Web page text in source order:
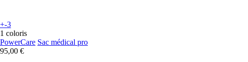
+-3
1 coloris
PowerCare Sac médical pro
95,00 €